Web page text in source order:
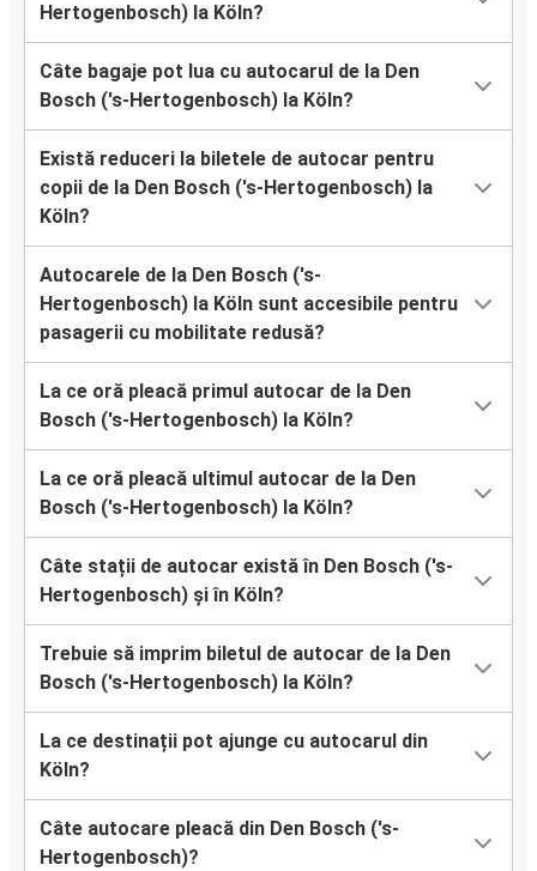
Hertogenbosch) la Köln?
Câte bagaje pot lua cu autocarul de la Den
Bosch ('s-Hertogenbosch) la Köln?
Există reduceri la biletele de autocar pentru
copii de la Den Bosch ('s-Hertogenbosch) la
Köln?
Autocarele de la Den Bosch ('s-
Hertogenbosch) la Köln sunt accesibile pentru
pasagerii cu mobilitate redusă?
La ce oră pleacă primul autocar de la Den
Bosch ('s-Hertogenbosch) la Köln?
La ce oră pleacă ultimul autocar de la Den
Bosch ('s-Hertogenbosch) la Köln?
Câte stații de autocar există în Den Bosch ('s-
Hertogenbosch) și în Köln?
Trebuie să imprim biletul de autocar de la Den
Bosch ('s-Hertogenbosch) la Köln?
La ce destinații pot ajunge cu autocarul din
Köln?
Câte autocare pleacă din Den Bosch ('s-
Hertogenbosch)?